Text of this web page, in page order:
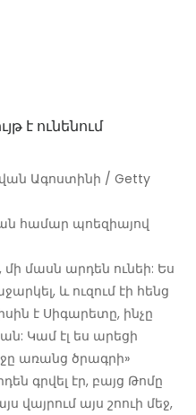
Ագոստինի / Getty
համար պոեզիայով
մասն արդեն ունեի: Ես
և ուզում էի հենց
է Սիգարետը, ինչը
Կամ էլ ես արեցի
առանց ծրագրի»
գրվել էր, բայց Թոմը
վայրում այս շոուի մեջ,